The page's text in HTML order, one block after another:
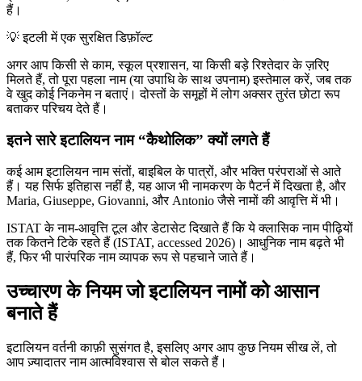
हैं।
💡 इटली में एक सुरक्षित डिफ़ॉल्ट
अगर आप किसी से काम, स्कूल प्रशासन, या किसी बड़े रिश्तेदार के ज़रिए
मिलते हैं, तो पूरा पहला नाम (या उपाधि के साथ उपनाम) इस्तेमाल करें, जब तक
वे खुद कोई निकनेम न बताएं। दोस्तों के समूहों में लोग अक्सर तुरंत छोटा रूप
बताकर परिचय देते हैं।
इतने सारे इटालियन नाम “कैथोलिक” क्यों लगते हैं
कई आम इटालियन नाम संतों, बाइबिल के पात्रों, और भक्ति परंपराओं से आते
हैं। यह सिर्फ इतिहास नहीं है, यह आज भी नामकरण के पैटर्न में दिखता है, और
Maria, Giuseppe, Giovanni, और Antonio जैसे नामों की आवृत्ति में भी।
ISTAT के नाम-आवृत्ति टूल और डेटासेट दिखाते हैं कि ये क्लासिक नाम पीढ़ियों
तक कितने टिके रहते हैं (ISTAT, accessed 2026)। आधुनिक नाम बढ़ते भी
हैं, फिर भी पारंपरिक नाम व्यापक रूप से पहचाने जाते हैं।
उच्चारण के नियम जो इटालियन नामों को आसान
बनाते हैं
इटालियन वर्तनी काफ़ी सुसंगत है, इसलिए अगर आप कुछ नियम सीख लें, तो
आप ज़्यादातर नाम आत्मविश्वास से बोल सकते हैं।